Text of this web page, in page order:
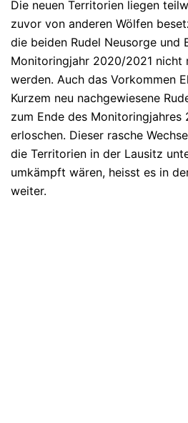
Die neuen Territorien liegen
zuvor von anderen Wölfen
die beiden Rudel Neusorge und
Monitoringjahr 2020/2021 nicht
werden. Auch das Vorkommen
Kurzem neu nachgewiesene
zum Ende des
erloschen. Dieser rasche
die Territorien in der Lausitz
umkämpft wären, heisst es in
weiter.